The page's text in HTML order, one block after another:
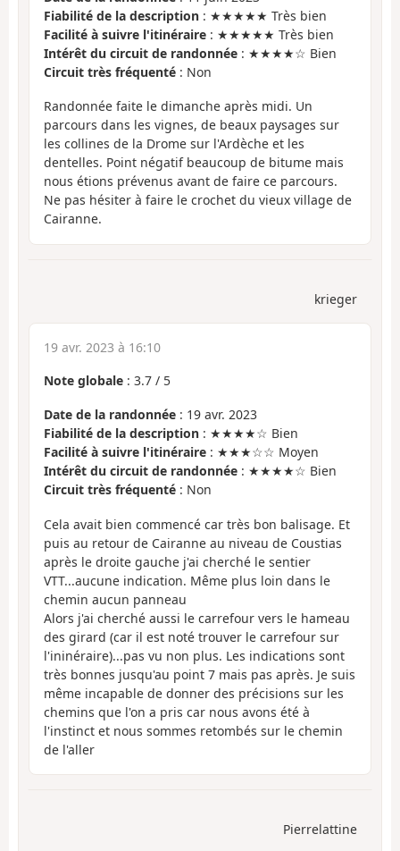
Fiabilité de la description : ★★★★★ Très bien
Facilité à suivre l'itinéraire : ★★★★★ Très bien
Intérêt du circuit de randonnée : ★★★★☆ Bien
Circuit très fréquenté : Non
Randonnée faite le dimanche après midi. Un
parcours dans les vignes, de beaux paysages sur
les collines de la Drome sur l'Ardèche et les
dentelles. Point négatif beaucoup de bitume mais
nous étions prévenus avant de faire ce parcours.
Ne pas hésiter à faire le crochet du vieux village de
Cairanne.
krieger
19 avr. 2023 à 16:10
Note globale : 3.7 / 5
Date de la randonnée : 19 avr. 2023
Fiabilité de la description : ★★★★☆ Bien
Facilité à suivre l'itinéraire : ★★★☆☆ Moyen
Intérêt du circuit de randonnée : ★★★★☆ Bien
Circuit très fréquenté : Non
Cela avait bien commencé car très bon balisage. Et
puis au retour de Cairanne au niveau de Coustias
après le droite gauche j'ai cherché le sentier
VTT...aucune indication. Même plus loin dans le
chemin aucun panneau
Alors j'ai cherché aussi le carrefour vers le hameau
des girard (car il est noté trouver le carrefour sur
l'ininéraire)...pas vu non plus. Les indications sont
très bonnes jusqu'au point 7 mais pas après. Je suis
même incapable de donner des précisions sur les
chemins que l'on a pris car nous avons été à
l'instinct et nous sommes retombés sur le chemin
de l'aller
Pierrelattine